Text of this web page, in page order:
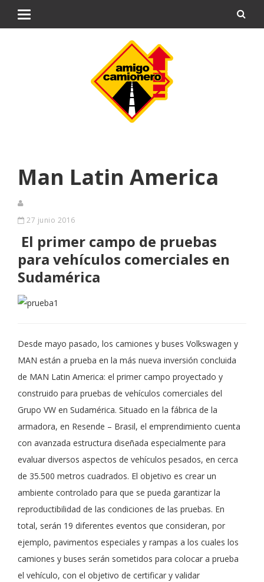
Man Latin America
27 junio 2016
El primer campo de pruebas
para vehículos comerciales en
Sudamérica
Desde mayo pasado, los camiones y buses Volkswagen y
MAN están a prueba en la más nueva inversión concluida
de MAN Latin America: el primer campo proyectado y
construido para pruebas de vehículos comerciales del
Grupo VW en Sudamérica. Situado en la fábrica de la
armadora, en Resende – Brasil, el emprendimiento cuenta
con avanzada estructura diseñada especialmente para
evaluar diversos aspectos de vehículos pesados, en cerca
de 35.500 metros cuadrados. El objetivo es crear un
ambiente controlado para que se pueda garantizar la
reproductibilidad de las condiciones de las pruebas. En
total, serán 19 diferentes eventos que consideran, por
ejemplo, pavimentos especiales y rampas a los cuales los
camiones y buses serán sometidos para colocar a prueba
el vehículo, con el objetivo de certificar y validar